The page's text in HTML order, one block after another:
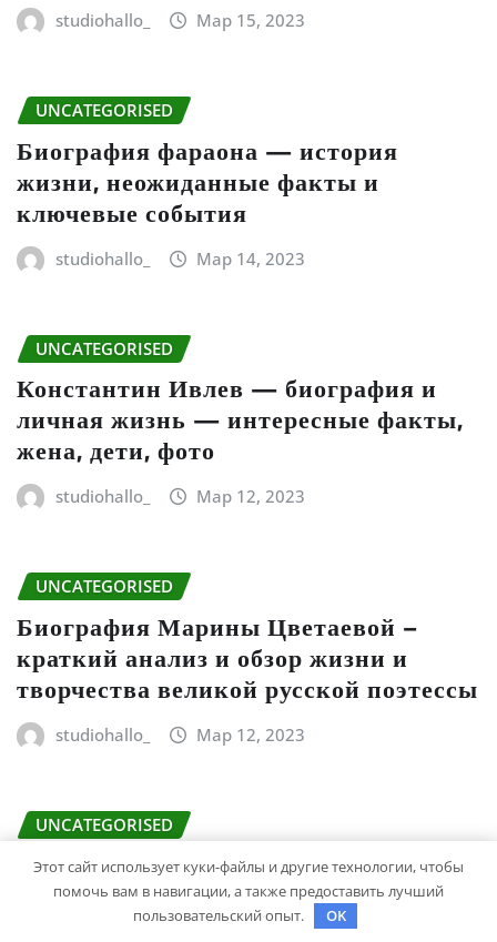
studiohallo_ Мар 15, 2023
UNCATEGORISED
Биография фараона — история
жизни, неожиданные факты и
ключевые события
studiohallo_ Мар 14, 2023
UNCATEGORISED
Константин Ивлев — биография и
личная жизнь — интересные факты,
жена, дети, фото
studiohallo_ Мар 12, 2023
UNCATEGORISED
Биография Марины Цветаевой –
краткий анализ и обзор жизни и
творчества великой русской поэтессы
studiohallo_ Мар 12, 2023
UNCATEGORISED
Державин поэт — биография,
творчество, достижения
Этот сайт использует куки-файлы и другие технологии, чтобы
помочь вам в навигации, а также предоставить лучший
пользовательский опыт.
OK